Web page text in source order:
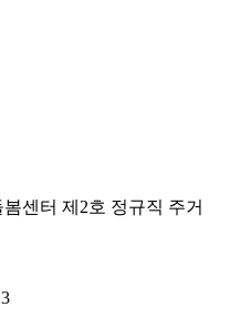
센터 제2호 정규직 주거